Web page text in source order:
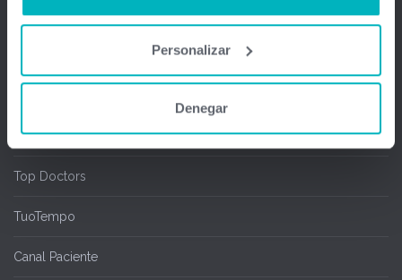
Personalizar
Denegar
Chipcard & Redsa
Cita Online
Top Doctors
TuoTempo
Canal Paciente